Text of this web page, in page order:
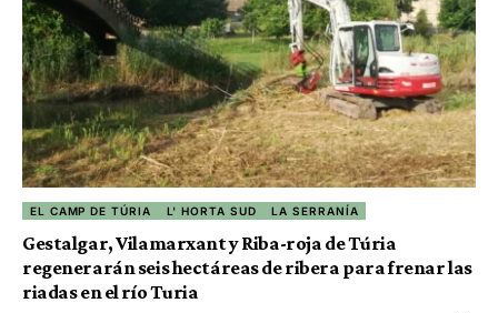
EL CAMP DE TÚRIA L' HORTA SUD LA SERRANÍA
Gestalgar, Vilamarxant y Riba-roja de Túria
regenerarán seis hectáreas de ribera para frenar las
riadas en el río Turia